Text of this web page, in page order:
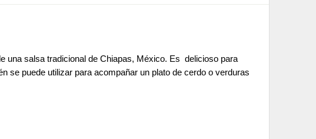
una salsa tradicional de Chiapas, México. Es delicioso para
se puede utilizar para acompañar un plato de cerdo o verduras